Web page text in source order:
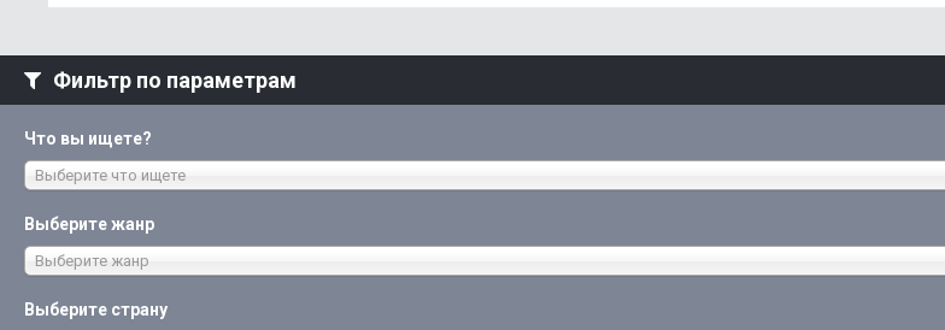
Фильтр по параметрам
Что вы ищете?
Выберите что ищете
Выберите жанр
Выберите жанр
Выберите страну